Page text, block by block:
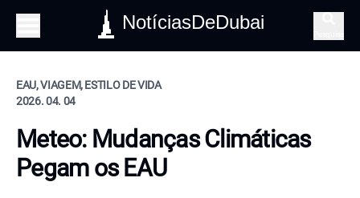
NotíciasDeDubai
EAU, VIAGEM, ESTILO DE VIDA
2026. 04. 04
Meteo: Mudanças Climáticas
Pegam os EAU